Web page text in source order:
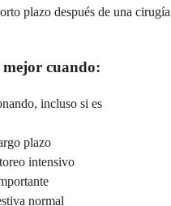
plazo después de una cirugía
cuando:
incluso si es
plazo
intensivo
normal